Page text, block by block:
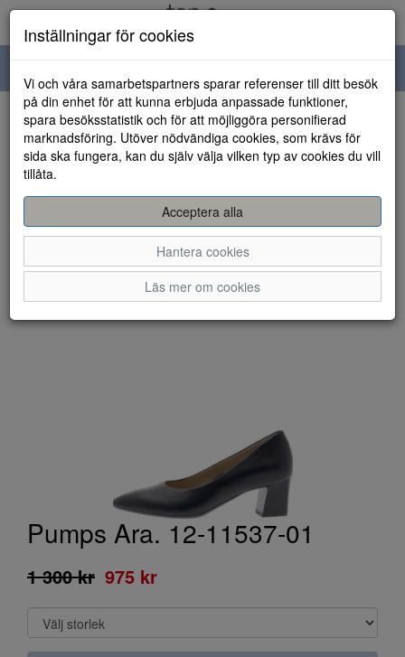
navigation
HEM
Pumps Ara. 12-11537-01
1 300 kr 975 kr
Inställningar för cookies
Vi och våra samarbetspartners sparar referenser till ditt besök
på din enhet för att kunna erbjuda anpassade funktioner,
spara besöksstatistik och för att möjliggöra personifierad
marknadsföring. Utöver nödvändiga cookies, som krävs för
sida ska fungera, kan du själv välja vilken typ av cookies du vill
tillåta.
Acceptera alla
Hantera cookies
Läs mer om cookies